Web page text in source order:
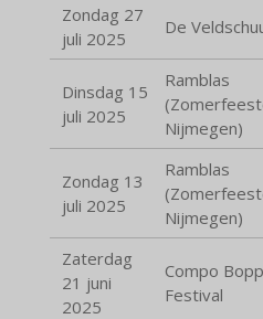
Zondag 27
juli 2025
De
Dinsdag 15
juli 2025
Ramblas
Nijmegen)
Zondag 13
juli 2025
Ramblas
Nijmegen)
Zaterdag
21 juni
2025
Compo
Festival